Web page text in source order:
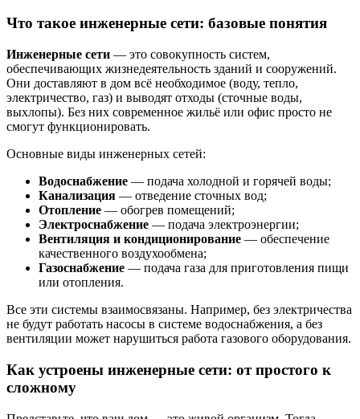
Что такое инженерные сети: базовые понятия
Инженерные сети — это совокупность систем,
обеспечивающих жизнедеятельность зданий и сооружений.
Они доставляют в дом всё необходимое (воду, тепло,
электричество, газ) и выводят отходы (сточные воды,
выхлопы). Без них современное жильё или офис просто не
смогут функционировать.
Основные виды инженерных сетей:
Водоснабжение — подача холодной и горячей воды;
Канализация — отведение сточных вод;
Отопление — обогрев помещений;
Электроснабжение — подача электроэнергии;
Вентиляция и кондиционирование — обеспечение
качественного воздухообмена;
Газоснабжение — подача газа для приготовления пищи
или отопления.
Все эти системы взаимосвязаны. Например, без электричества
не будут работать насосы в системе водоснабжения, а без
вентиляции может нарушиться работа газового оборудования.
Как устроены инженерные сети: от простого к
сложному